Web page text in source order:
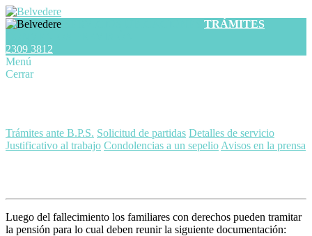
TRÁMITES
2309 3812
Menú
Cerrar
Trámites ante B.P.S. Solicitud de partidas Detalles de servicio
Justificativo al trabajo Condolencias a un sepelio Avisos en la prensa
Luego del fallecimiento los familiares con derechos pueden tramitar
la pensión para lo cual deben reunir la siguiente documentación: